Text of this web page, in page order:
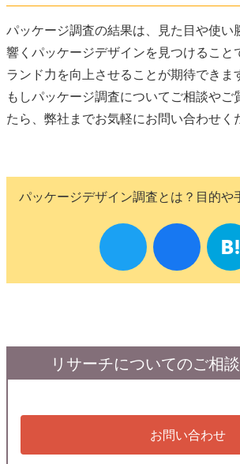
パッケージ調査の結果は、見た目や使い
響くパッケージデザインを見つけること
ランド力を向上させることが期待できま
もしパッケージ調査についてご相談やご
たら、弊社までお気軽にお問い合わせく
パッケージデザイン調査とは？目的や
リサーチについてのご相
お問い合わせ